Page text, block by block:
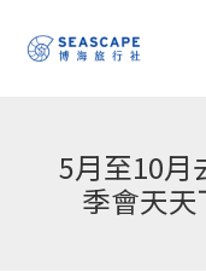
5月至10月
季會天天